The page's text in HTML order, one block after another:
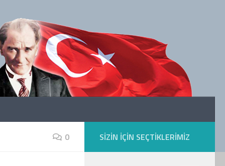
0 SIZIN IÇIN SEÇTIKLERIMIZ